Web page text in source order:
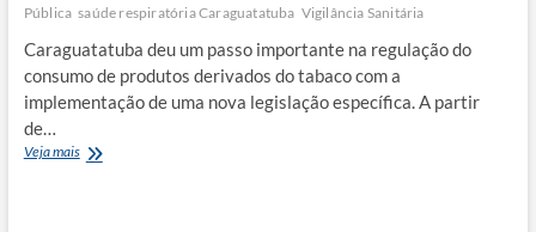
Pública saúde respiratória Caraguatatuba Vigilância Sanitária
Caraguatatuba deu um passo importante na regulação do
consumo de produtos derivados do tabaco com a
implementação de uma nova legislação específica. A partir
de…
Veja maisNova